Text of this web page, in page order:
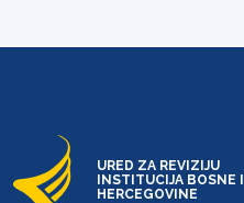
URED ZA REVIZIJU
INSTITUCIJA BOSNE I
HERCEGOVINE